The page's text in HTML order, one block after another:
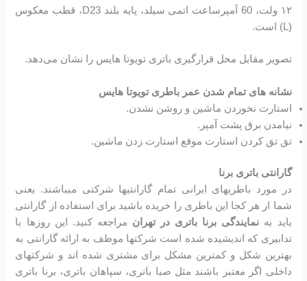
۱۲ ولت، 60 آمپرساعت اتمی سیلد، پایه بلند D23، قطب معکوس
(L) است.
تصویر مقابل محل قرارگیری باتری تویوتا هایس را نشان می‌دهد.
نشانه های تمام شدن عمر باطری تویوتا هایس
استارت نخوردن ماشین و روشن نشدن.
نیامدن برق پشت آمپر.
تق تق کردن استارت موقع استارت زدن ماشین.
گارانتی باتری برنا
در مورد باطریهای ایرانی تمام گارانتیها شرکتی میباشند. یعنی
شما از هر کجا این باطری را خریده باشید برای استفاده از گارانتی
باید به نمایندگی برنا باتری در تهران مراجعه کنید. این روزها با
تدابیری که اندیشیده شده است شرکتها موظف به ارائه گارانتی به
بهترین شکل و کمترین مشکل برای مشتری شده اند و شرکتهای
داخلی اگر معتبر باشند مثل صبا باتری، سپاهان باتری، برنا باتری